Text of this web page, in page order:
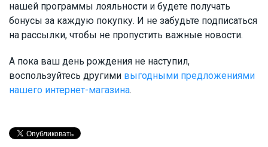
нашей программы лояльности и будете получать
бонусы за каждую покупку. И не забудьте подписаться
на рассылки, чтобы не пропустить важные новости.
А пока ваш день рождения не наступил,
воспользуйтесь другими выгодными предложениями
нашего интернет-магазина.